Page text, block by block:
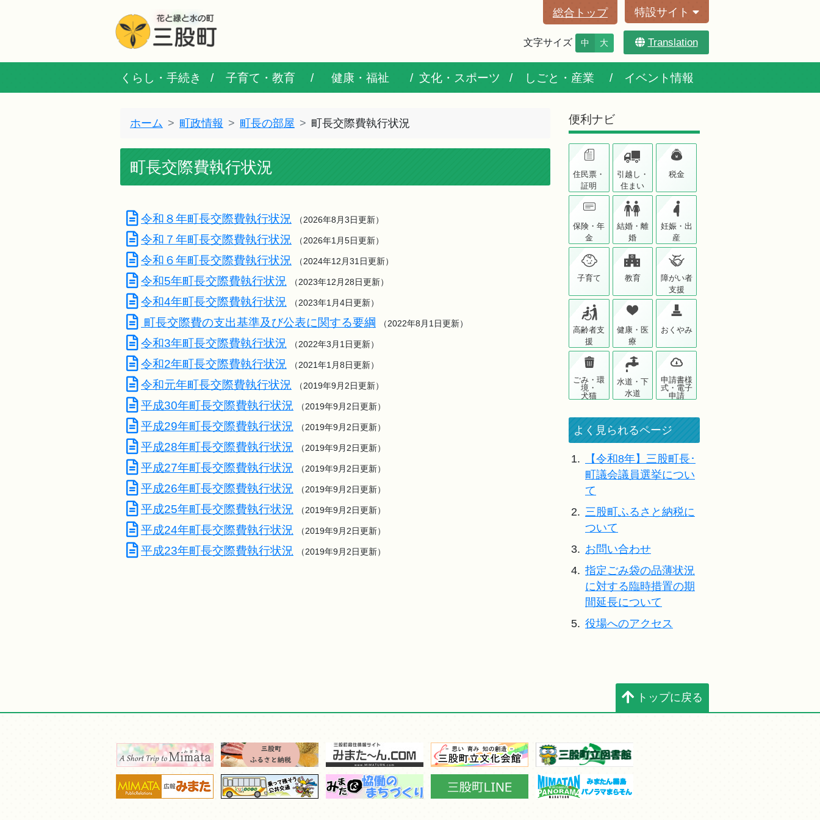
総合トップ 特設サイト
文字サイズ 中 大 Translation
くらし・手続き 子育て・教育 健康・福祉 文化・スポーツ しごと・産業 イベント情報
ホーム 町政情報 町長の部屋 町長交際費執行状況
町長交際費執行状況
令和８年町長交際費執行状況 （2026年8月3日更新）
令和７年町長交際費執行状況 （2026年1月5日更新）
令和６年町長交際費執行状況 （2024年12月31日更新）
令和5年町長交際費執行状況 （2023年12月28日更新）
令和4年町長交際費執行状況 （2023年1月4日更新）
町長交際費の支出基準及び公表に関する要綱 （2022年8月1日更新）
令和3年町長交際費執行状況 （2022年3月1日更新）
令和2年町長交際費執行状況 （2021年1月8日更新）
令和元年町長交際費執行状況 （2019年9月2日更新）
平成30年町長交際費執行状況 （2019年9月2日更新）
平成29年町長交際費執行状況 （2019年9月2日更新）
平成28年町長交際費執行状況 （2019年9月2日更新）
平成27年町長交際費執行状況 （2019年9月2日更新）
平成26年町長交際費執行状況 （2019年9月2日更新）
平成25年町長交際費執行状況 （2019年9月2日更新）
平成24年町長交際費執行状況 （2019年9月2日更新）
平成23年町長交際費執行状況 （2019年9月2日更新）
便利ナビ
住民票・
証明
引越し・
住まい
税金
保険・年
金
結婚・離
婚
妊娠・出
産
子育て 教育
障がい者
支援
高齢者支
援
健康・医
療
おくやみ
ごみ・環
境・
犬猫
水道・下
水道
申請書様
式・電子
申請
よく見られるページ
1.
【令和8年】三股町長･
町議会議員選挙につい
て
2. 三股町ふるさと納税に
ついて
3. お問い合わせ
4. 指定ごみ袋の品薄状況
に対する臨時措置の期
間延長について
5. 役場へのアクセス
トップに戻る